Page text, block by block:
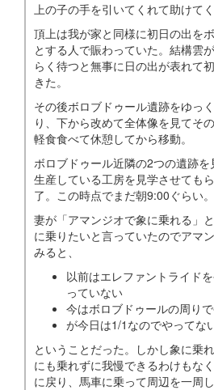
上の子の手を引いてくれて助けてく
頂上は我が家と同様に初日の出を
とする人で賑わっていた。結構雲
らく待つと無事に日の出が表れて
きた。
その後ボロブドゥール遺跡をゆっ
り、下から改めて全体像を見てそ
軽食食べて休憩してから移動。
ボロブドゥール近隣の2つの遺跡
生産している工房を見学させても
了。この時点でまだ朝9:00ぐらい。
妻が「アマンジオで象に乗れる」
に乗りたいと言っていたのでアマ
みると、
以前はエレファントライド
っていない
今はボロブドゥールの周り
が今日は1/1なのでやってな
ということだった。しかし象に乗
にも乗れずに我慢できるわけもな
に戻り、馬車に乗って周辺を一周